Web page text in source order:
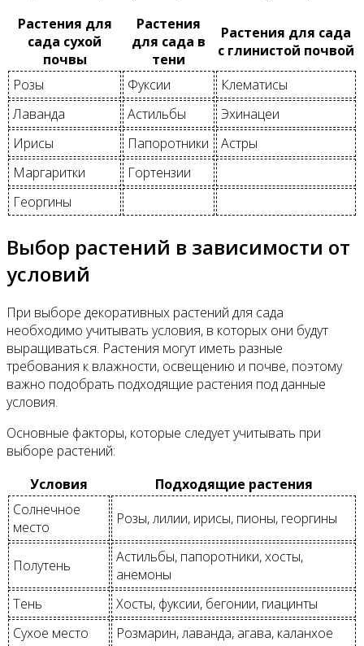
Растения для
сада сухой
почвы
Растения
для сада в
тени
Растения для сада
с глинистой почвой
Розы
Фуксии
Клематисы
Лаванда
Астильбы
Эхинацеи
Ирисы
Папоротники
Астры
Маргаритки
Гортензии
Георгины
Выбор растений в зависимости от
условий
При выборе декоративных растений для сада
необходимо учитывать условия, в которых они будут
выращиваться. Растения могут иметь разные
требования к влажности, освещению и почве, поэтому
важно подобрать подходящие растения под данные
условия.
Основные факторы, которые следует учитывать при
выборе растений:
Условия
Подходящие растения
Солнечное
место
Розы, лилии, ирисы, пионы, георгины
Полутень
Астильбы, папоротники, хосты,
анемоны
Тень
Хосты, фуксии, бегонии, гиацинты
Сухое место
Розмарин, лаванда, агава, каланхое